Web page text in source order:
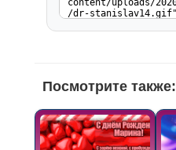
Посмотрите также: